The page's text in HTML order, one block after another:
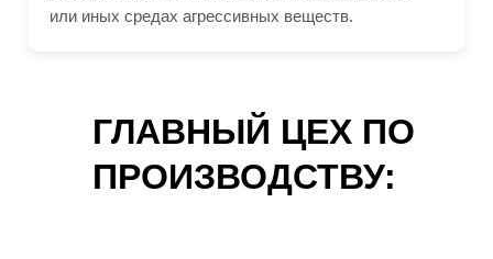
или иных средах агрессивных веществ.
ГЛАВНЫЙ ЦЕХ ПО
ПРОИЗВОДСТВУ: